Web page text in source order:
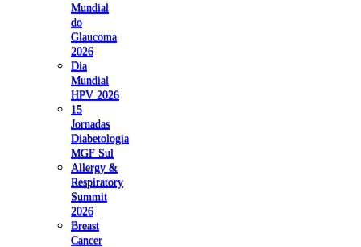
Mundial
do
Glaucoma
2026
Dia
Mundial
HPV 2026
15
Jornadas
Diabetologia
MGF Sul
Allergy &
Respiratory
Summit
2026
Breast
Cancer